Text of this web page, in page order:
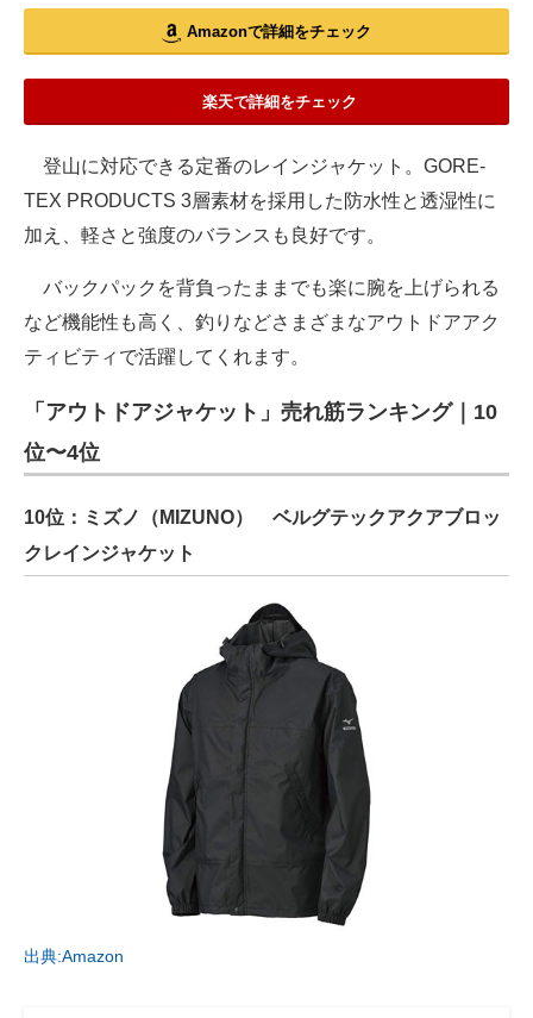
Amazonで詳細をチェック
楽天で詳細をチェック
登山に対応できる定番のレインジャケット。GORE-
TEX PRODUCTS 3層素材を採用した防水性と透湿性に
加え、軽さと強度のバランスも良好です。
バックパックを背負ったままでも楽に腕を上げられる
など機能性も高く、釣りなどさまざまなアウトドアアク
ティビティで活躍してくれます。
「アウトドアジャケット」売れ筋ランキング｜10
位〜4位
10位：ミズノ（MIZUNO） ベルグテックアクアブロッ
クレインジャケット
出典:Amazon